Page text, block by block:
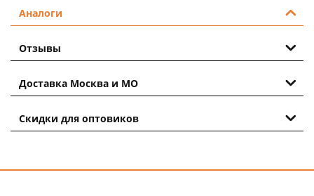
Аналоги
Отзывы
Доставка Москва и МО
Скидки для оптовиков